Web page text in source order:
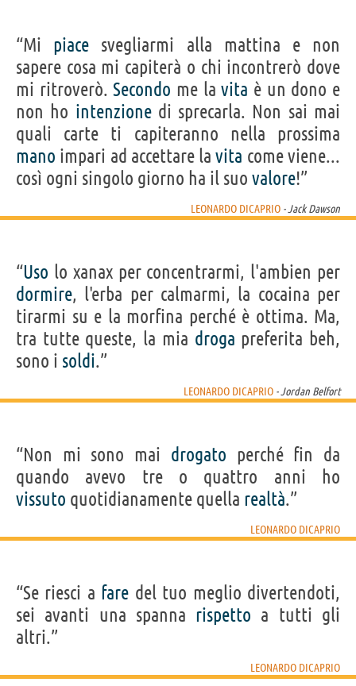
“Mi piace svegliarmi alla mattina e non
sapere cosa mi capiterà o chi incontrerò dove
mi ritroverò.Secondo me lavita è un dono e
non ho intenzionedi sprecarla. Non sai mai
quali carte ti capiteranno nella prossima
mano impari ad accettare lavita come viene...
così ogni singolo giorno ha il suo valore!”
LEONARDO DICAPRIO - Jack Dawson
“Uso lo xanax per concentrarmi, l'ambien per
dormire, l'erba per calmarmi, la cocaina per
tirarmi su e la morfina perché è ottima. Ma,
tra tutte queste, la mia droga preferita beh,
sono i soldi.”
LEONARDO DICAPRIO - Jordan Belfort
“Non mi sono mai drogato perché fin da
quando avevo tre o quattro anni ho
vissuto quotidianamente quella realtà.”
LEONARDO DICAPRIO
“Se riesci a fare del tuo meglio divertendoti,
sei avanti una spanna rispetto a tutti gli
altri.”
LEONARDO DICAPRIO